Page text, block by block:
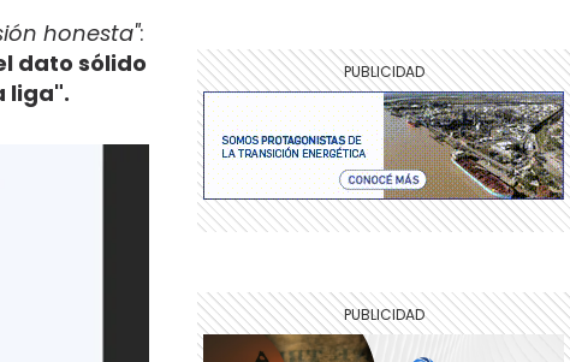
honesta":
dato sólido
liga".